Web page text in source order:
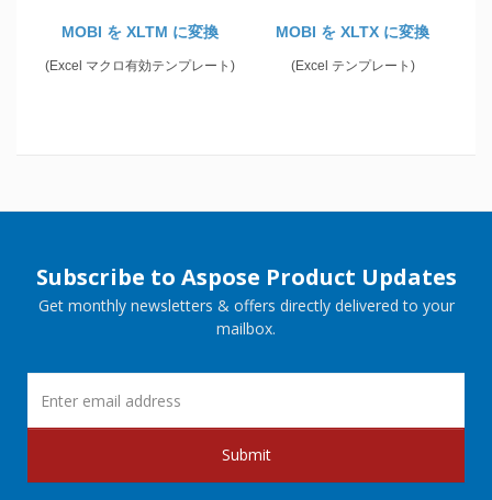
MOBI を XLTM に変換
(Excel マクロ有効テンプレート)
MOBI を XLTX に変換
(Excel テンプレート)
Subscribe to Aspose Product Updates
Get monthly newsletters & offers directly delivered to your
mailbox.
Submit